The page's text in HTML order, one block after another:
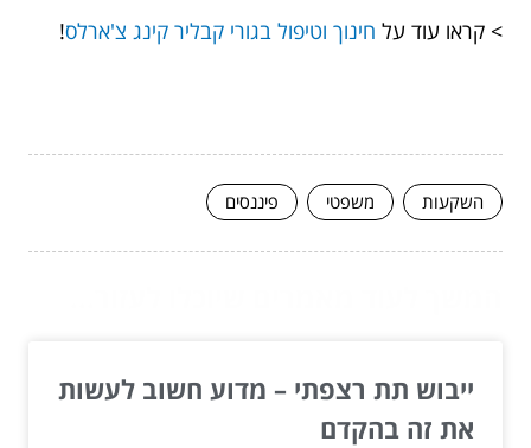
> קראו עוד על חינוך וטיפול בגורי קבליר קינג צ'ארלס!
השקעות משפטי פיננסים
ייבוש תת רצפתי – מדוע חשוב לעשות
את זה בהקדם